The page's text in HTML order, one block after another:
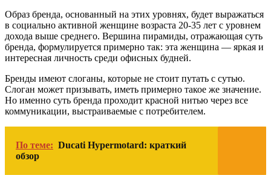
Образ бренда, основанный на этих уровнях, будет выражаться
в социально активной женщине возраста 20-35 лет с уровнем
дохода выше среднего. Вершина пирамиды, отражающая суть
бренда, формулируется примерно так: эта женщина — яркая и
интересная личность среди офисных будней.
Бренды имеют слоганы, которые не стоит путать с сутью.
Слоган может призывать, иметь примерно такое же значение.
Но именно суть бренда проходит красной нитью через все
коммуникации, выстраиваемые с потребителем.
По теме: Ducati Hypermotard: краткий
обзор